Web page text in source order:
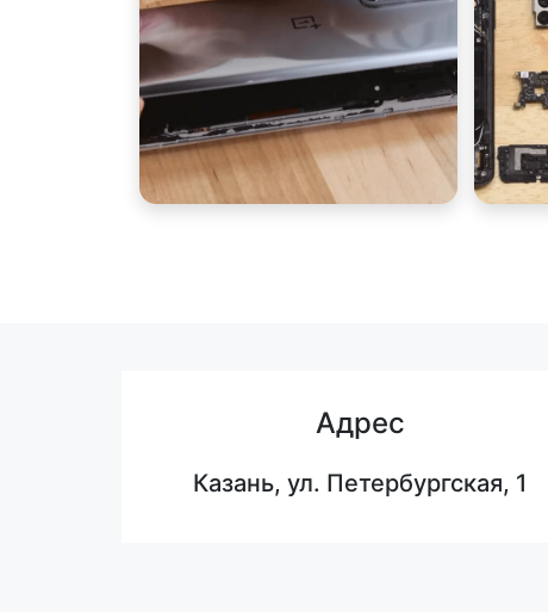
Адрес
Казань, ул. Петербургская, 1